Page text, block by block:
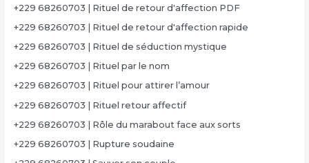
+229 68260703 | Rituel de retour d'affection PDF
+229 68260703 | Rituel de retour d'affection rapide
+229 68260703 | Rituel de séduction mystique
+229 68260703 | Rituel par le nom
+229 68260703 | Rituel pour attirer l’amour
+229 68260703 | Rituel retour affectif
+229 68260703 | Rôle du marabout face aux sorts
+229 68260703 | Rupture soudaine